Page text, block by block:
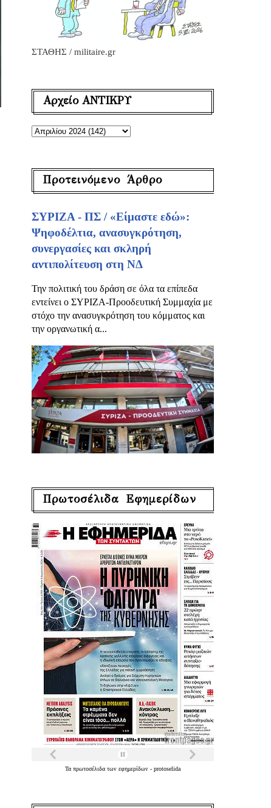
ΣΤΑΘΗΣ / militaire.gr
Αρχείο ΑΝΤΙΚΡΥ
Προτεινόμενο Άρθρο
ΣΥΡΙΖΑ - ΠΣ / «Είμαστε εδώ»:
Ψηφοδέλτια, ανασυγκρότηση,
συνεργασίες και σκληρή
αντιπολίτευση στη ΝΔ
Την πολιτική του δράση σε όλα τα επίπεδα
εντείνει ο ΣΥΡΙΖΑ-Προοδευτική Συμμαχία με
στόχο την ανασυγκρότηση του κόμματος και
την οργανωτική α...
Πρωτοσέλιδα Εφημερίδων
Τα πρωτοσέλιδα των εφημερίδων - protoselida